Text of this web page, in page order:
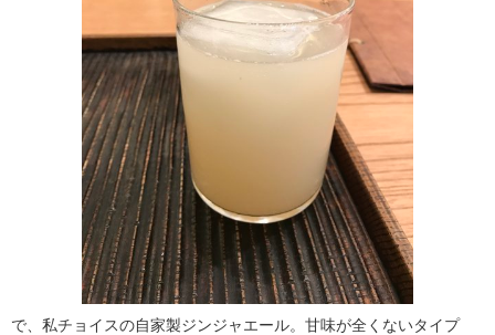
で、私チョイスの自家製ジンジャエール。甘味が全くないタイプ